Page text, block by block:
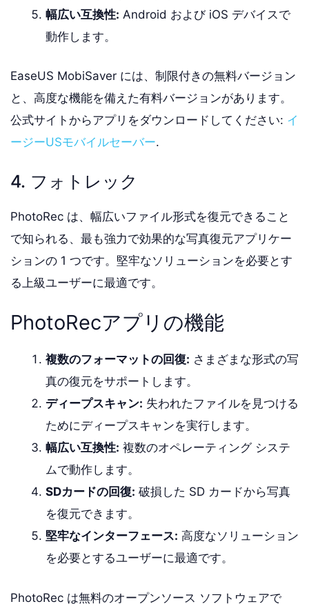
幅広い互換性: Android および iOS デバイスで
動作します。
EaseUS MobiSaver には、制限付きの無料バージョン
と、高度な機能を備えた有料バージョンがあります。
公式サイトからアプリをダウンロードしてください: イ
ージーUSモバイルセーバー.
4. フォトレック
PhotoRec は、幅広いファイル形式を復元できること
で知られる、最も強力で効果的な写真復元アプリケー
ションの 1 つです。堅牢なソリューションを必要とす
る上級ユーザーに最適です。
PhotoRecアプリの機能
複数のフォーマットの回復: さまざまな形式の写
真の復元をサポートします。
ディープスキャン: 失われたファイルを見つける
ためにディープスキャンを実行します。
幅広い互換性: 複数のオペレーティング システ
ムで動作します。
SDカードの回復: 破損した SD カードから写真
を復元できます。
堅牢なインターフェース: 高度なソリューション
を必要とするユーザーに最適です。
PhotoRec は無料のオープンソース ソフトウェアで